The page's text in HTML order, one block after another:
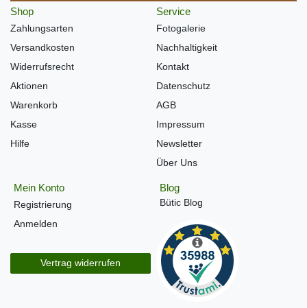
Shop
Zahlungsarten
Versandkosten
Widerrufsrecht
Aktionen
Warenkorb
Kasse
Hilfe
Service
Fotogalerie
Nachhaltigkeit
Kontakt
Datenschutz
AGB
Impressum
Newsletter
Über Uns
Mein Konto
Registrierung
Anmelden
Vertrag widerrufen
Blog
Bütic Blog